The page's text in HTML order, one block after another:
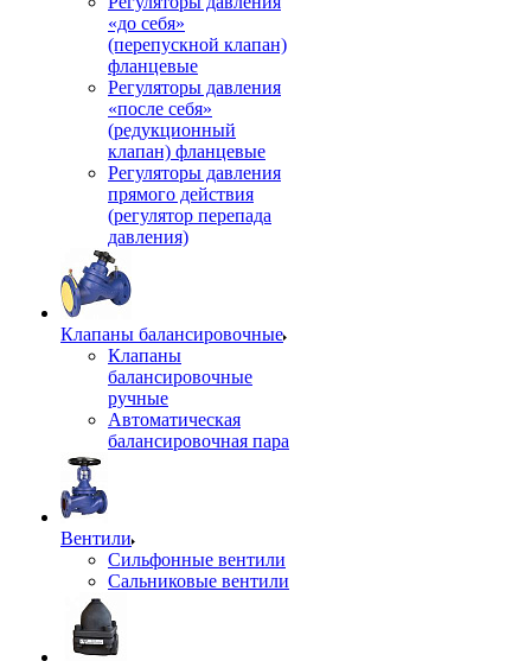
«до себя»
(перепускной клапан)
фланцевые
Регуляторы давления
«после себя»
(редукционный
клапан) фланцевые
Регуляторы давления
прямого действия
(регулятор перепада
давления)
Клапаны балансировочные
Клапаны
балансировочные
ручные
Автоматическая
балансировочная пара
Вентили
Сильфонные вентили
Сальниковые вентили